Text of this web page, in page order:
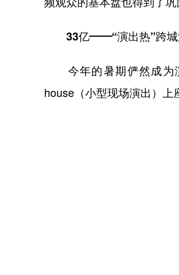
33亿——“演出热”跨城
今年的暑期俨然成为演
house（小型现场演出）上